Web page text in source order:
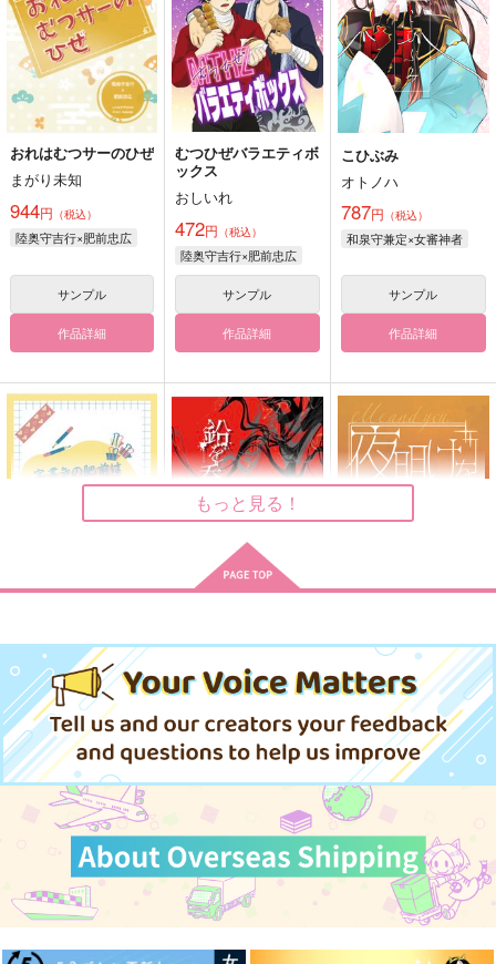
おれはむつサーのひぜ
まがり未知
944円 （税込）
陸奥守吉行×肥前忠広
サンプル
作品詳細
むつひぜバラエティボ
ックス
おしいれ
472円 （税込）
陸奥守吉行×肥前忠広
サンプル
作品詳細
こひぶみ
オトノハ
787円 （税込）
和泉守兼定×女審神者
サンプル
作品詳細
陸奥守に表紙を描いて
欲しい
かもがわうどん
787円（税込）
陸奥守吉行×肥前忠広
サンプル
作品詳細
1,007円（税込）
陸奥守吉行×肥前忠広
あさまでのもうぜ
3,144円 （税込）
陸奥守吉行×肥前忠広
サンプル
もっと見る！